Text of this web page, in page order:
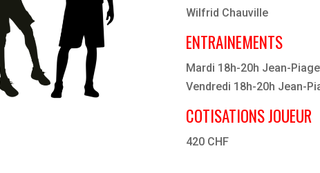
Wilfrid Chauville
ENTRAINEMENTS
Mardi 18h-20h Jean-
Vendredi 18h-20h Jean-
COTISATIONS JOUEUR
420 CHF